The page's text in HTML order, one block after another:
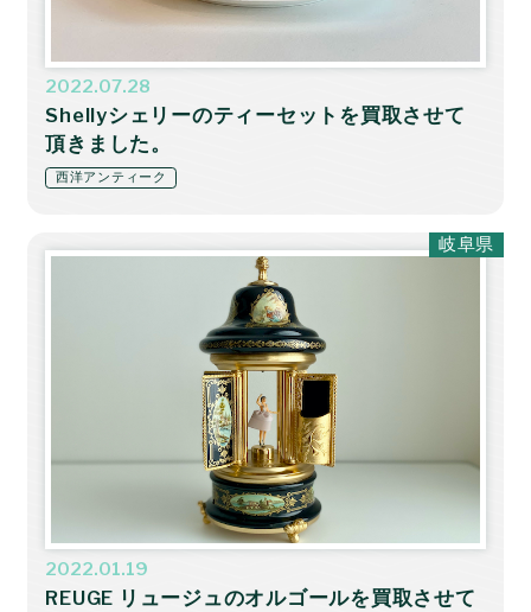
2022.07.28
Shellyシェリーのティーセットを買取させて
頂きました。
西洋アンティーク
2022.01.19
REUGE リュージュのオルゴールを買取させて
岐阜県